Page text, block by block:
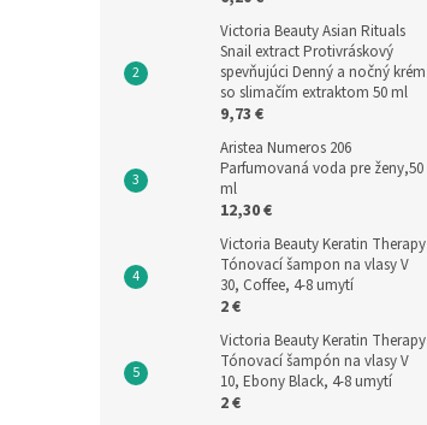
Victoria Beauty Asian Rituals
Snail extract Protivráskový
spevňujúci Denný a nočný krém
so slimačím extraktom 50 ml
9,73 €
Aristea Numeros 206
Parfumovaná voda pre ženy,50
ml
12,30 €
Victoria Beauty Keratin Therapy
Tónovací šampon na vlasy V
30, Coffee, 4-8 umytí
2 €
Victoria Beauty Keratin Therapy
Tónovací šampón na vlasy V
10, Ebony Black, 4-8 umytí
2 €